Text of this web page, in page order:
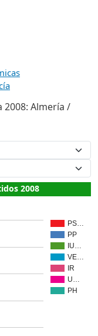
2008: Almería /
2008
PS…
PP
IU…
VE…
IR
U…
PH